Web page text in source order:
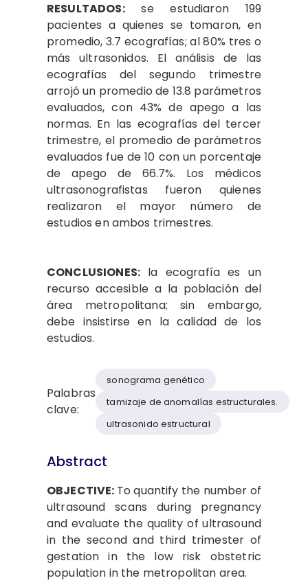
RESULTADOS:se estudiaron 199
pacientes a quienes se tomaron, en
promedio, 3.7 ecografías; al 80% tres o
más ultrasonidos. El análisis de las
ecografías del segundo trimestre
arrojó un promedio de 13.8 parámetros
evaluados, con 43% de apego a las
normas. En las ecografías del tercer
trimestre, el promedio de parámetros
evaluados fue de 10 con un porcentaje
de apego de 66.7%. Los médicos
ultrasonografistas fueron quienes
realizaron el mayor número de
estudios en ambos trimestres.
CONCLUSIONES:la ecografía es un
recurso accesible a la población del
área metropolitana; sin embargo,
debe insistirse en la calidad de los
estudios.
Palabras
clave:
sonograma genético
tamizaje de anomalías estructurales.
ultrasonido estructural
Abstract
OBJECTIVE: To quantify the number of
ultrasound scans during pregnancy
and evaluate the quality of ultrasound
in the second and third trimester of
gestation in the low risk obstetric
population in the metropolitan area.